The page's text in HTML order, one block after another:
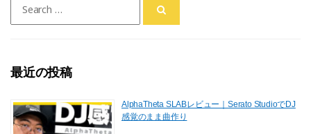
for:
最近の投稿
AlphaTheta SLABレビュー｜Serato StudioでDJ
感覚のまま曲作り